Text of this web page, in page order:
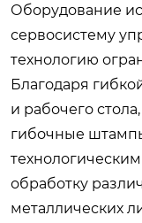
Оборудование
сервосистему
технологию
Благодаря
и рабочего
гибочные
обработку
металлических